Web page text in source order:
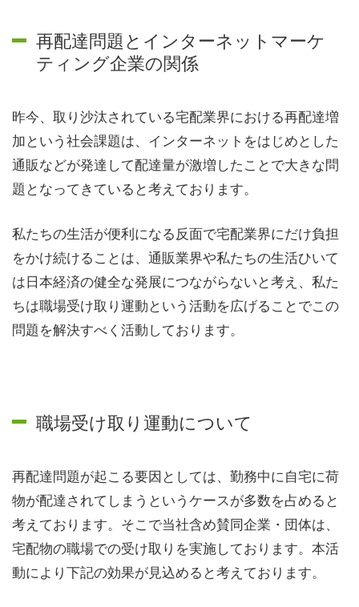
再配達問題とインターネットマーケ
ティング企業の関係
昨今、取り沙汰されている宅配業界における再配達増
加という社会課題は、インターネットをはじめとした
通販などが発達して配達量が激増したことで大きな問
題となってきていると考えております。
私たちの生活が便利になる反面で宅配業界にだけ負担
をかけ続けることは、通販業界や私たちの生活ひいて
は日本経済の健全な発展につながらないと考え、私た
ちは職場受け取り運動という活動を広げることでこの
問題を解決すべく活動しております。
職場受け取り運動について
再配達問題が起こる要因としては、勤務中に自宅に荷
物が配達されてしまうというケースが多数を占めると
考えております。そこで当社含め賛同企業・団体は、
宅配物の職場での受け取りを実施しております。本活
動により下記の効果が見込めると考えております。